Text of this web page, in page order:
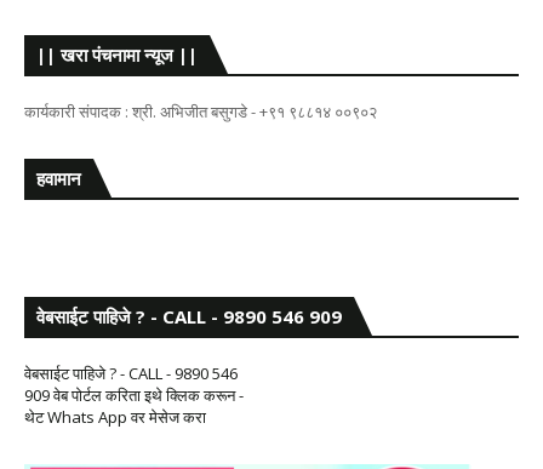
|| खरा पंचनामा न्यूज ||
कार्यकारी संपादक : श्री. अभिजीत बसुगडे - +९१ ९८८१४ ००९०२
हवामान
वेबसाईट पाहिजे ? - CALL - 9890 546 909
वेबसाईट पाहिजे ? - CALL - 9890 546
909 वेब पोर्टल करिता इथे क्लिक करून -
थेट Whats App वर मेसेज करा